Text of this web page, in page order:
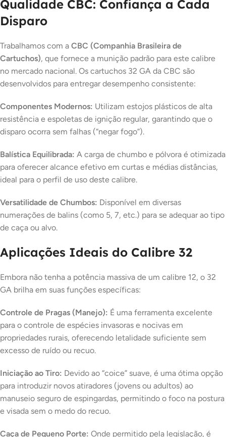
Qualidade CBC: Confiança a Cada
Disparo
Trabalhamos com a CBC (Companhia Brasileira de
Cartuchos), que fornece a munição padrão para este calibre
no mercado nacional. Os cartuchos 32 GA da CBC são
desenvolvidos para entregar desempenho consistente:
Componentes Modernos: Utilizam estojos plásticos de alta
resistência e espoletas de ignição regular, garantindo que o
disparo ocorra sem falhas (“negar fogo”).
Balística Equilibrada: A carga de chumbo e pólvora é otimizada
para oferecer alcance efetivo em curtas e médias distâncias,
ideal para o perfil de uso deste calibre.
Versatilidade de Chumbos: Disponível em diversas
numerações de balins (como 5, 7, etc.) para se adequar ao tipo
de caça ou alvo.
Aplicações Ideais do Calibre 32
Embora não tenha a potência massiva de um calibre 12, o 32
GA brilha em suas funções específicas:
Controle de Pragas (Manejo): É uma ferramenta excelente
para o controle de espécies invasoras e nocivas em
propriedades rurais, oferecendo letalidade suficiente sem
excesso de ruído ou recuo.
Iniciação ao Tiro: Devido ao “coice” suave, é uma ótima opção
para introduzir novos atiradores (jovens ou adultos) ao
manuseio seguro de espingardas, permitindo o foco na postura
e visada sem o medo do recuo.
Caça de Pequeno Porte: Onde permitido pela legislação, é